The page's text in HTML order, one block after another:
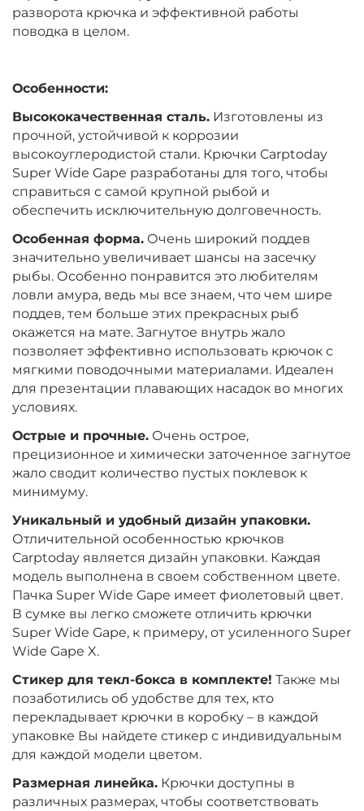
разворота крючка и эффективной работы
поводка в целом.
Особенности:
Высококачественная сталь. Изготовлены из
прочной, устойчивой к коррозии
высокоуглеродистой стали. Крючки Carptoday
Super Wide Gape разработаны для того, чтобы
справиться с самой крупной рыбой и
обеспечить исключительную долговечность.
Особенная форма. Очень широкий поддев
значительно увеличивает шансы на засечку
рыбы. Особенно понравится это любителям
ловли амура, ведь мы все знаем, что чем шире
поддев, тем больше этих прекрасных рыб
окажется на мате. Загнутое внутрь жало
позволяет эффективно использовать крючок с
мягкими поводочными материалами. Идеален
для презентации плавающих насадок во многих
условиях.
Острые и прочные. Очень острое,
прецизионное и химически заточенное загнутое
жало сводит количество пустых поклевок к
минимуму.
Уникальный и удобный дизайн упаковки.
Отличительной особенностью крючков
Carptoday является дизайн упаковки. Каждая
модель выполнена в своем собственном цвете.
Пачка Super Wide Gape имеет фиолетовый цвет.
В сумке вы легко сможете отличить крючки
Super Wide Gape, к примеру, от усиленного Super
Wide Gape X.
Стикер для текл-бокса в комплекте! Также мы
позаботились об удобстве для тех, кто
перекладывает крючки в коробку – в каждой
упаковке Вы найдете стикер с индивидуальным
для каждой модели цветом.
Размерная линейка. Крючки доступны в
различных размерах, чтобы соответствовать